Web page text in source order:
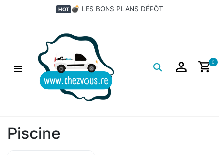
HOT 💣 LES BONS PLANS DÉPÔT
0
Piscine
×